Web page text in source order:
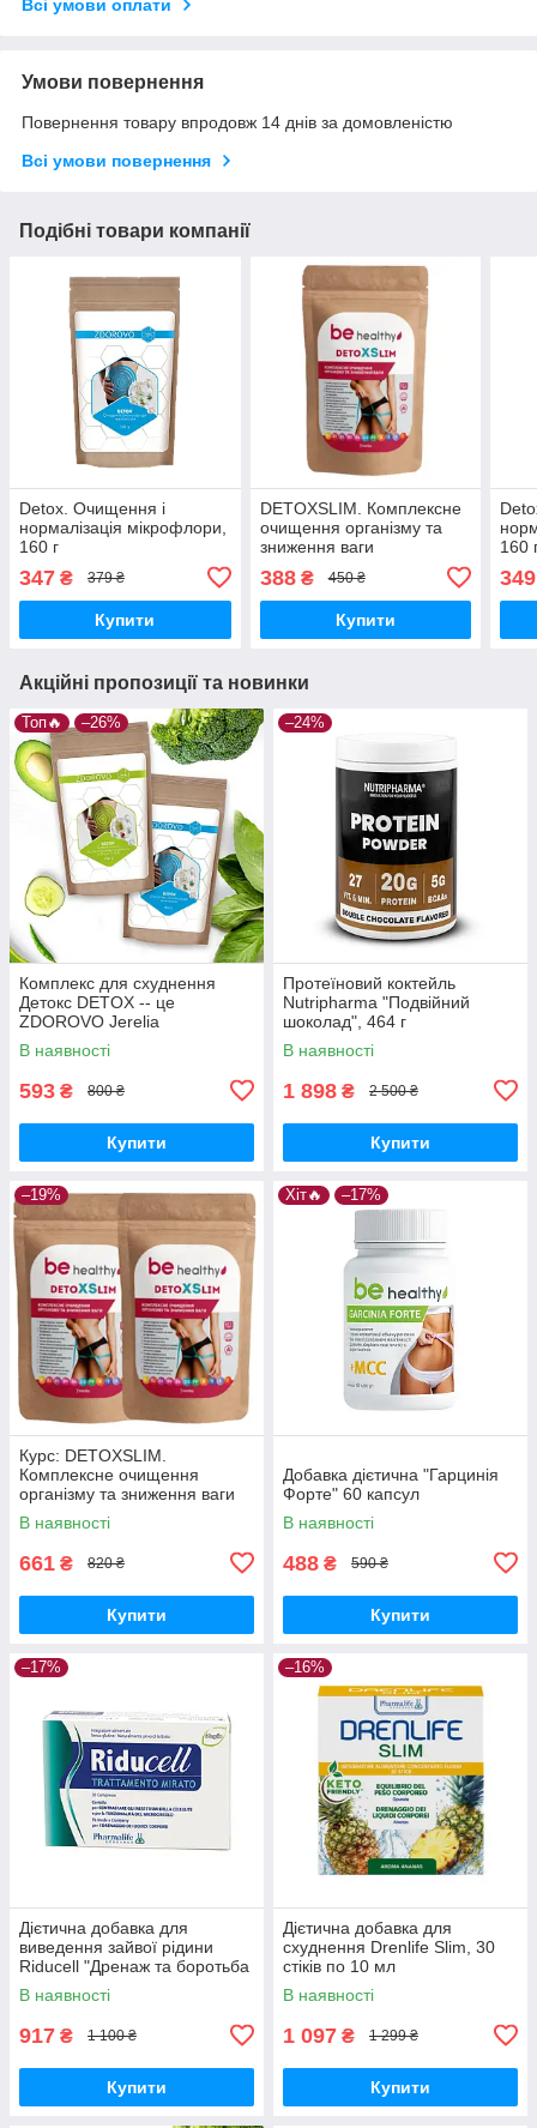
Всі умови оплати
Умови повернення
Повернення товару впродовж 14 днів за домовленістю
Всі умови повернення
Подібні товари компанії
Detox. Очищення і
нормалізація мікрофлори,
160 г
347 ₴ 379 ₴
Купити
DETOXSLIM. Комплексне
очищення організму та
зниження ваги
388₴ 450 ₴
Купити
160
349
Акційні пропозиції та новинки
Топ🔥 –26%
Комплекс для схуднення
Детокс DETOX -- це
ZDOROVO Jerelia
В наявності
593 ₴ 800 ₴
Купити
–24%
Протеїновий коктейль
Nutripharma "Подвійний
шоколад", 464 г
В наявності
1 898 ₴ 2 500 ₴
Купити
–19%
Курс: DETOXSLIM.
Комплексне очищення
організму та зниження ваги
В наявності
661 ₴ 820 ₴
Купити
Хіт🔥 –17%
Добавка дієтична "Гарцинія
Форте" 60 капсул
В наявності
488 ₴ 590 ₴
Купити
–17%
Дієтична добавка для
виведення зайвої рідини
Riducell "Дренаж та боротьба
з целюлітом", 30 та
В наявності
917 ₴ 1 100 ₴
Купити
–16%
Дієтична добавка для
схуднення Drenlife Slim, 30
стіків по 10 мл
В наявності
1 097 ₴ 1 299 ₴
Купити